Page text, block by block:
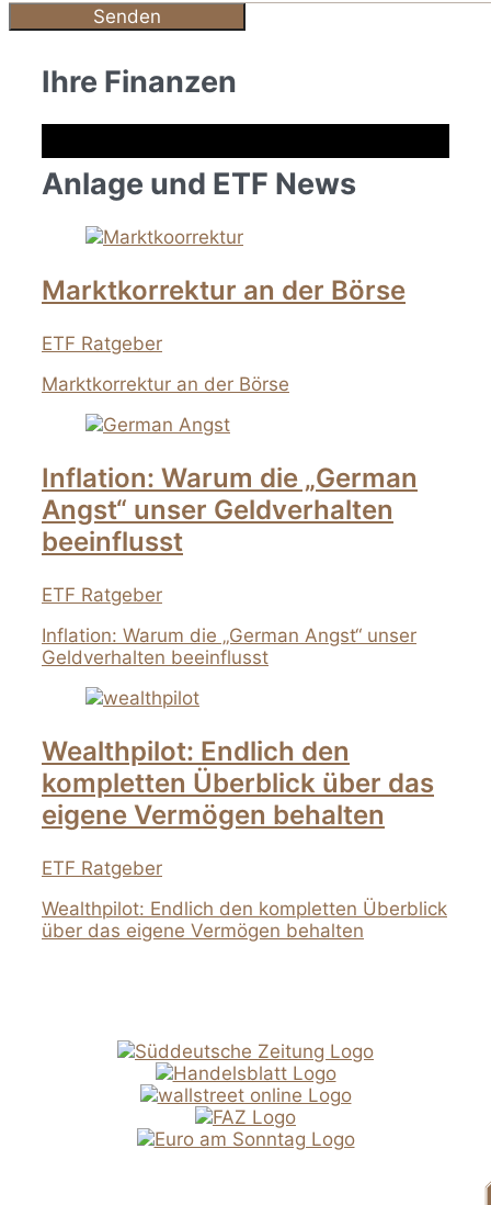
Ihre Finanzen
Anlage und ETF News
Marktkorrektur an der Börse
ETF Ratgeber
Marktkorrektur an der Börse
Inflation: Warum die „German
Angst“ unser Geldverhalten
beeinflusst
ETF Ratgeber
Inflation: Warum die „German Angst“ unser
Geldverhalten beeinflusst
Wealthpilot: Endlich den
kompletten Überblick über das
eigene Vermögen behalten
ETF Ratgeber
Wealthpilot: Endlich den kompletten Überblick
über das eigene Vermögen behalten